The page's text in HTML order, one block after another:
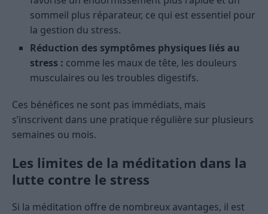
sommeil plus réparateur, ce qui est essentiel pour
la gestion du stress.
Réduction des symptômes physiques liés au
stress : comme les maux de tête, les douleurs
musculaires ou les troubles digestifs.
Ces bénéfices ne sont pas immédiats, mais
s’inscrivent dans une pratique régulière sur plusieurs
semaines ou mois.
Les limites de la méditation dans la
lutte contre le stress
Si la méditation offre de nombreux avantages, il est